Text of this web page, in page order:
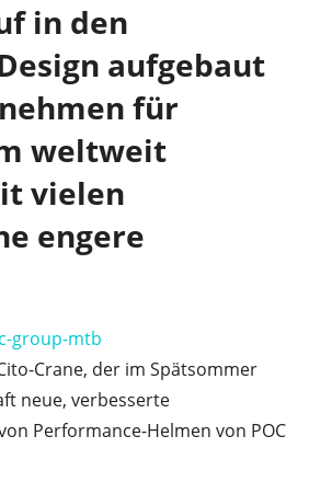
in den
aufgebaut
für
weltweit
vielen
engere
Crane, der im Spätsommer
neue, verbesserte
Performance-Helmen von POC